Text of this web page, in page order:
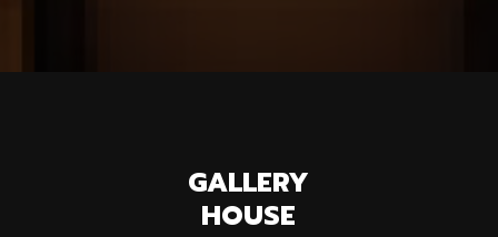
GALLERY
HOUSE